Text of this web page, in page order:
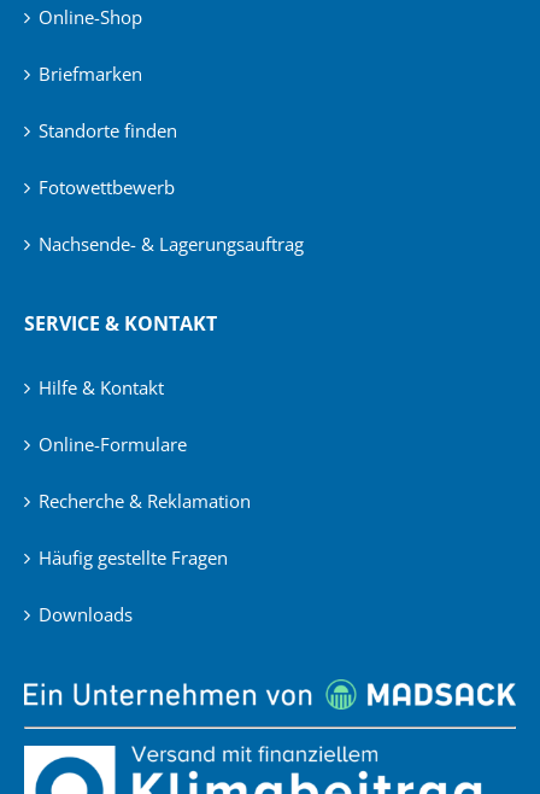
Online-Shop
Briefmarken
Standorte finden
Fotowettbewerb
Nachsende- & Lagerungsauftrag
SERVICE & KONTAKT
Hilfe & Kontakt
Online-Formulare
Recherche & Reklamation
Häufig gestellte Fragen
Downloads